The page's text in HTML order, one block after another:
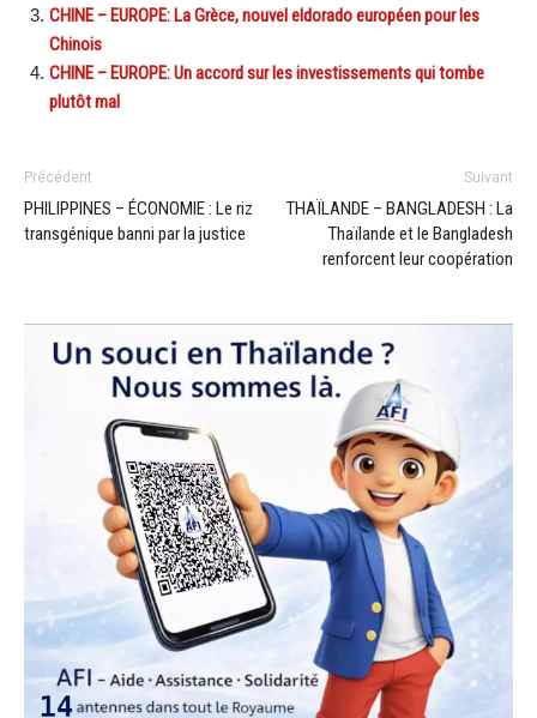
CHINE – EUROPE: La Grèce, nouvel eldorado européen pour les
Chinois
CHINE – EUROPE: Un accord sur les investissements qui tombe
plutôt mal
Précédent
PHILIPPINES – ÉCONOMIE : Le riz
transgénique banni par la justice
Suivant
THAÏLANDE – BANGLADESH : La
Thaïlande et le Bangladesh
renforcent leur coopération